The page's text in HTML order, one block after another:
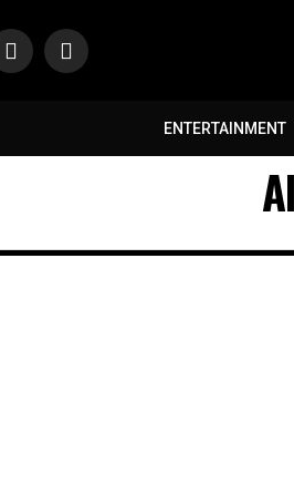
ENTERTAINMENT